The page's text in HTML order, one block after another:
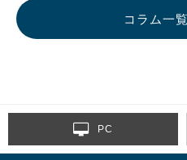
コラム一
PC